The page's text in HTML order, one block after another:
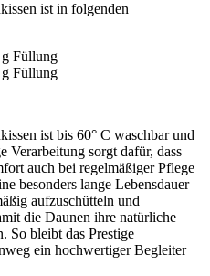
ist in folgenden
Füllung
Füllung
ist bis 60° C waschbar und
Verarbeitung sorgt dafür, dass
auch bei regelmäßiger Pflege
besonders lange Lebensdauer
aufzuschütteln und
die Daunen ihre natürliche
So bleibt das Prestige
ein hochwertiger Begleiter